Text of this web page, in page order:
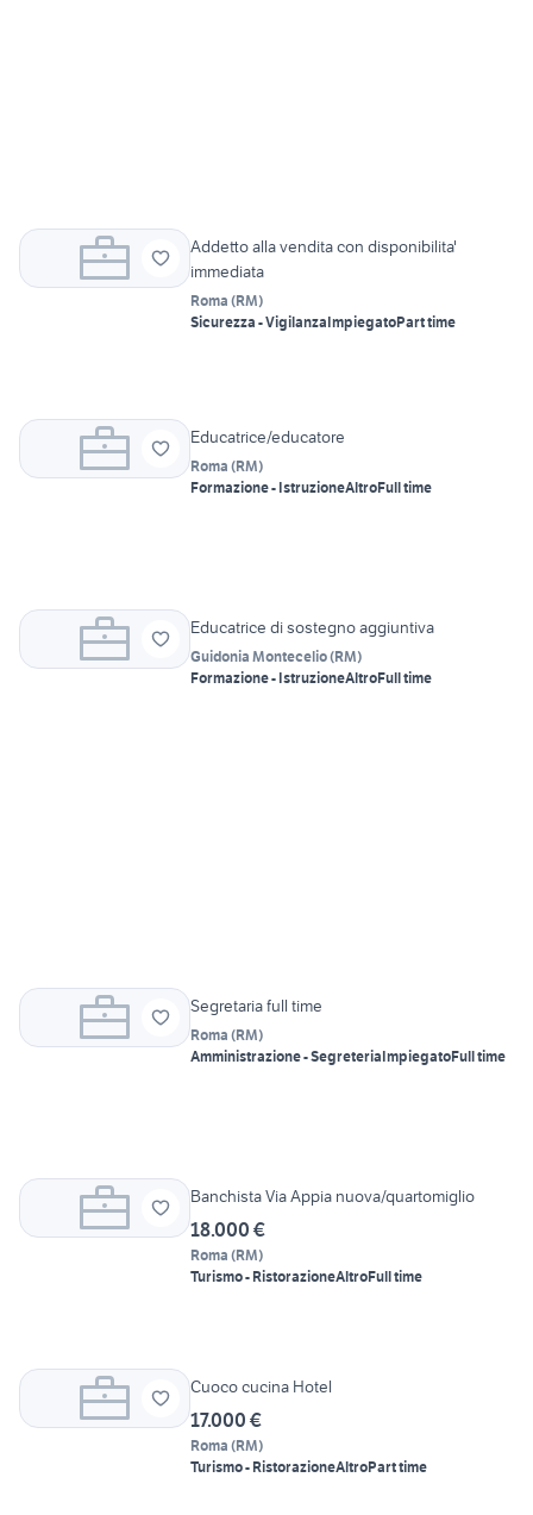
Addetto alla vendita con disponibilita'
immediata
Roma (RM)
Sicurezza - VigilanzaImpiegatoPart time
Educatrice/educatore
Roma (RM)
Formazione - IstruzioneAltroFull time
Educatrice di sostegno aggiuntiva
Guidonia Montecelio(RM)
Formazione - IstruzioneAltroFull time
Segretaria full time
Roma (RM)
Amministrazione - SegreteriaImpiegatoFull time
Banchista Via Appia nuova/quartomiglio
18.000 €
Roma (RM)
Turismo - RistorazioneAltroFull time
Cuoco cucina Hotel
17.000 €
Roma (RM)
Turismo - RistorazioneAltroPart time